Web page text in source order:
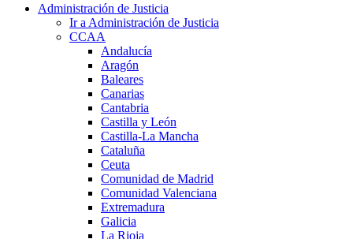
Administración de Justicia
Ir a Administración de Justicia
CCAA
Andalucía
Aragón
Baleares
Canarias
Cantabria
Castilla y León
Castilla-La Mancha
Cataluña
Ceuta
Comunidad de Madrid
Comunidad Valenciana
Extremadura
Galicia
La Rioja